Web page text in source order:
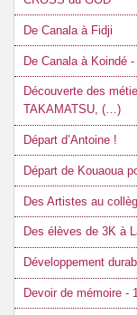
De Canala à Fidji
De Canala à Koindé
Découverte des
TAKAMATSU, (…)
Départ d’Antoine !
Départ de Kouaoua
Des Artistes au
Des élèves de 3K à
Développement
Devoir de mémoire -